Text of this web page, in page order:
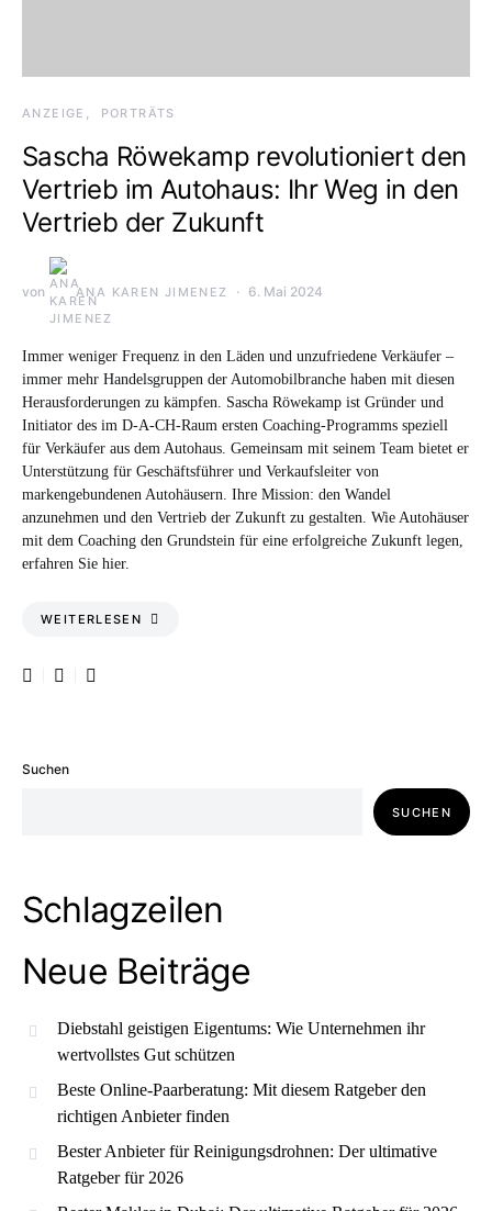
ANZEIGE PORTRÄTS
Sascha Röwekamp revolutioniert den
Vertrieb im Autohaus: Ihr Weg in den
Vertrieb der Zukunft
von ANA KAREN JIMENEZ 6. Mai 2024
Immer weniger Frequenz in den Läden und unzufriedene Verkäufer –
immer mehr Handelsgruppen der Automobilbranche haben mit diesen
Herausforderungen zu kämpfen. Sascha Röwekamp ist Gründer und
Initiator des im D-A-CH-Raum ersten Coaching-Programms speziell
für Verkäufer aus dem Autohaus. Gemeinsam mit seinem Team bietet er
Unterstützung für Geschäftsführer und Verkaufsleiter von
markengebundenen Autohäusern. Ihre Mission: den Wandel
anzunehmen und den Vertrieb der Zukunft zu gestalten. Wie Autohäuser
mit dem Coaching den Grundstein für eine erfolgreiche Zukunft legen,
erfahren Sie hier.
WEITERLESEN
Suchen
SUCHEN
Schlagzeilen
Neue Beiträge
Diebstahl geistigen Eigentums: Wie Unternehmen ihr
wertvollstes Gut schützen
Beste Online-Paarberatung: Mit diesem Ratgeber den
richtigen Anbieter finden
Bester Anbieter für Reinigungsdrohnen: Der ultimative
Ratgeber für 2026